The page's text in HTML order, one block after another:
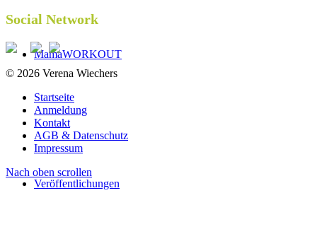
MamaWORKOUT
Veröffentlichungen
Social Network
© 2026 Verena Wiechers
Startseite
Anmeldung
Kontakt
AGB & Datenschutz
Impressum
Nach oben scrollen